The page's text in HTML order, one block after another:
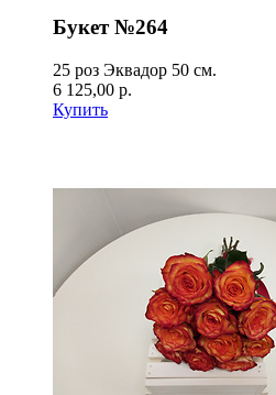
Букет №264
25 роз Эквадор 50 см.
6 125,00 р.
Купить